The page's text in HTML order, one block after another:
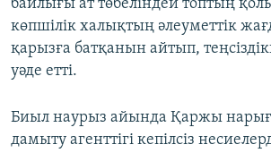
байлығы ат төбеліндей топтың
көпшілік халықтың әлеуметтік
қарызға батқанын айтып,
уәде етті.
Биыл наурыз айында Қаржы
дамыту агенттігі кепілсіз